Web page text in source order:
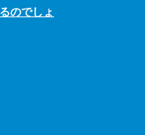
のでしょ